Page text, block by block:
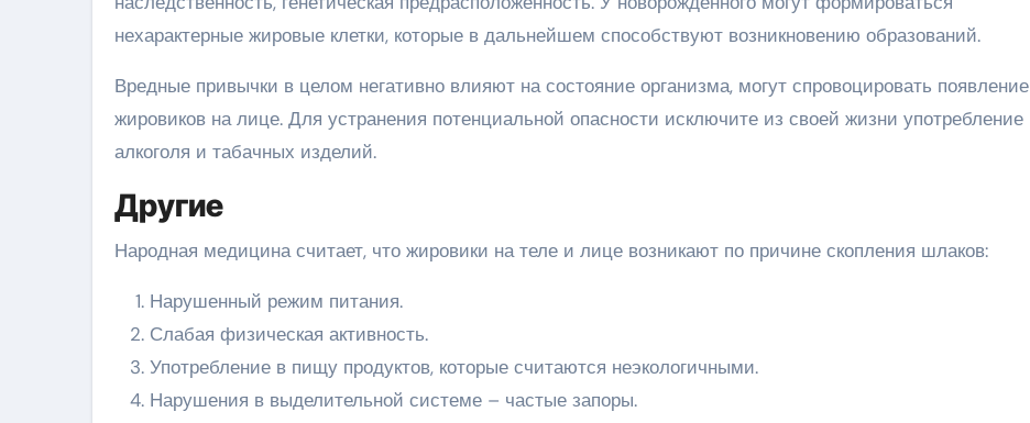
нехарактерные жировые клетки, которые в дальнейшем способствуют возникновению образований.
Вредные привычки в целом негативно влияют на состояние организма, могут спровоцировать появление
жировиков на лице. Для устранения потенциальной опасности исключите из своей жизни употребление
алкоголя и табачных изделий.
Другие
Народная медицина считает, что жировики на теле и лице возникают по причине скопления шлаков:
Нарушенный режим питания.
Слабая физическая активность.
Употребление в пищу продуктов, которые считаются неэкологичными.
Нарушения в выделительной системе – частые запоры.